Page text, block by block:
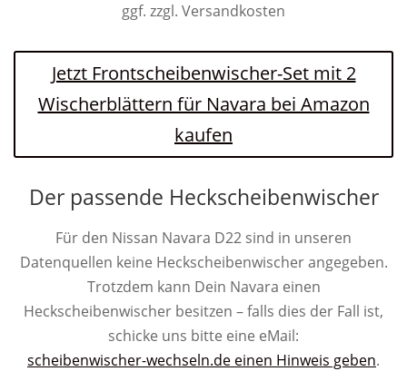
ggf. zzgl. Versandkosten
Jetzt Frontscheibenwischer-Set mit 2
Wischerblättern für Navara bei Amazon
kaufen
Der passende Heckscheibenwischer
Für den Nissan Navara D22 sind in unseren
Datenquellen keine Heckscheibenwischer angegeben.
Trotzdem kann Dein Navara einen
Heckscheibenwischer besitzen – falls dies der Fall ist,
schicke uns bitte eine eMail:
scheibenwischer-wechseln.de einen Hinweis geben.